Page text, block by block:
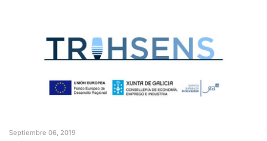
Septiembre 06, 2019